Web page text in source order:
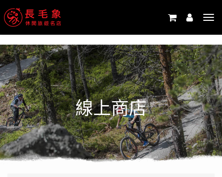
線上商店